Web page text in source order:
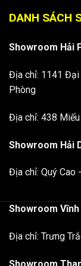
DANH SÁCH
Showroom Hải
Địa chỉ: 1141 Đại
Phòng
Địa chỉ: 438
Showroom Hải
Địa chỉ: Quý Cao
Showroom
Địa chỉ: Trưng